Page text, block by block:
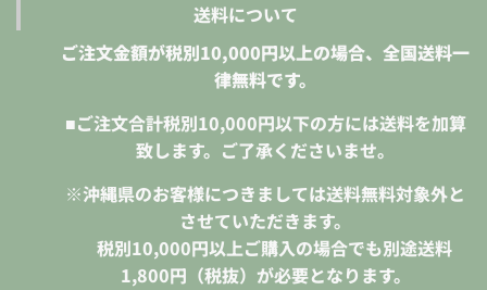
送料について
ご注文金額が税別10,000円以上の場合、全国送料一
律無料です。
■ご注文合計税別10,000円以下の方には送料を加算
致します。ご了承くださいませ。
※沖縄県のお客様につきましては送料無料対象外と
させていただきます。
税別10,000円以上ご購入の場合でも別途送料
1,800円（税抜）が必要となります。